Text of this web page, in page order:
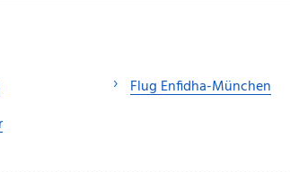
Flug Enfidha-München